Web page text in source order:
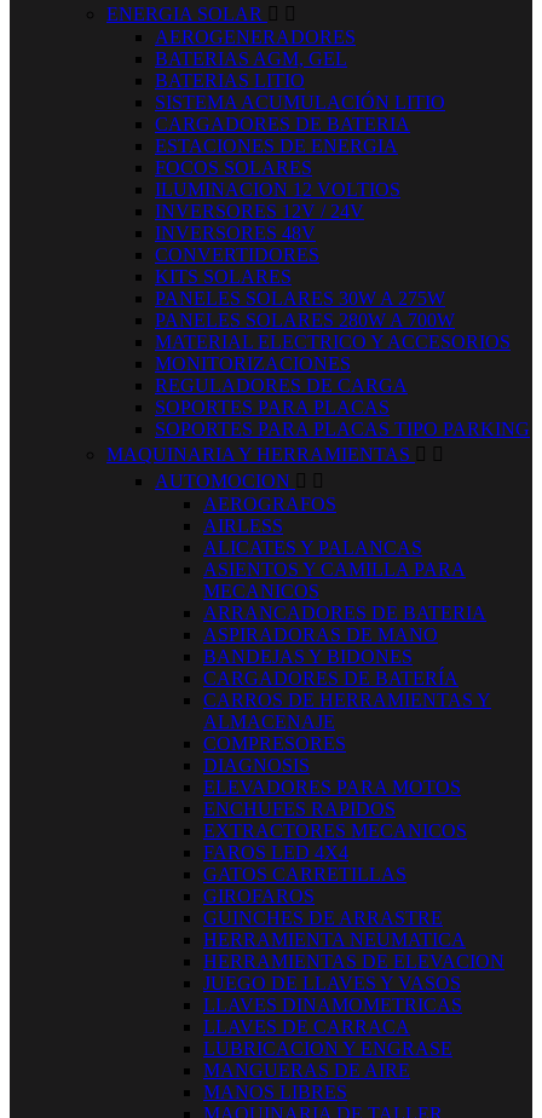
ENERGIA SOLAR  
AEROGENERADORES
BATERIAS AGM, GEL
BATERIAS LITIO
SISTEMA ACUMULACIÓN LITIO
CARGADORES DE BATERIA
ESTACIONES DE ENERGIA
FOCOS SOLARES
ILUMINACION 12 VOLTIOS
INVERSORES 12V / 24V
INVERSORES 48V
CONVERTIDORES
KITS SOLARES
PANELES SOLARES 30W A 275W
PANELES SOLARES 280W A 700W
MATERIAL ELECTRICO Y ACCESORIOS
MONITORIZACIONES
REGULADORES DE CARGA
SOPORTES PARA PLACAS
SOPORTES PARA PLACAS TIPO PARKING
MAQUINARIA Y HERRAMIENTAS  
AUTOMOCION  
AEROGRAFOS
AIRLESS
ALICATES Y PALANCAS
ASIENTOS Y CAMILLA PARA
MECANICOS
ARRANCADORES DE BATERIA
ASPIRADORAS DE MANO
BANDEJAS Y BIDONES
CARGADORES DE BATERÍA
CARROS DE HERRAMIENTAS Y
ALMACENAJE
COMPRESORES
DIAGNOSIS
ELEVADORES PARA MOTOS
ENCHUFES RAPIDOS
EXTRACTORES MECANICOS
FAROS LED 4X4
GATOS CARRETILLAS
GIROFAROS
GUINCHES DE ARRASTRE
HERRAMIENTA NEUMATICA
HERRAMIENTAS DE ELEVACION
JUEGO DE LLAVES Y VASOS
LLAVES DINAMOMETRICAS
LLAVES DE CARRACA
LUBRICACION Y ENGRASE
MANGUERAS DE AIRE
MANOS LIBRES
MAQUINARIA DE TALLER